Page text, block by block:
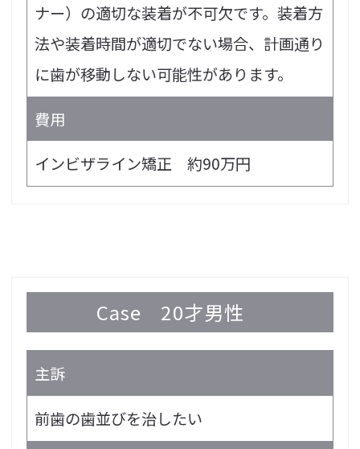
ナー）の適切な装着が不可欠です。装着方
法や装着時間が適切でない場合、計画通り
に歯が移動しない可能性があります。
費用
インビザライン矯正 約90万円
Case 20才男性
主訴
前歯の歯並びを治したい